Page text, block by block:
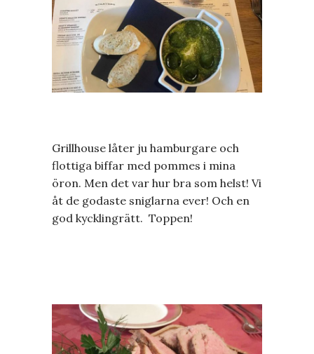
Grillhouse låter ju hamburgare och
flottiga biffar med pommes i mina
öron. Men det var hur bra som helst! Vi
åt de godaste sniglarna ever! Och en
god kycklingrätt. Toppen!